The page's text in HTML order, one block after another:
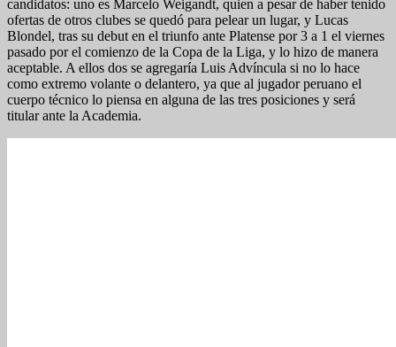
candidatos: uno es Marcelo Weigandt, quien a pesar de haber tenido
ofertas de otros clubes se quedó para pelear un lugar, y Lucas
Blondel, tras su debut en el triunfo ante Platense por 3 a 1 el viernes
pasado por el comienzo de la Copa de la Liga, y lo hizo de manera
aceptable. A ellos dos se agregaría Luis Advíncula si no lo hace
como extremo volante o delantero, ya que al jugador peruano el
cuerpo técnico lo piensa en alguna de las tres posiciones y será
titular ante la Academia.